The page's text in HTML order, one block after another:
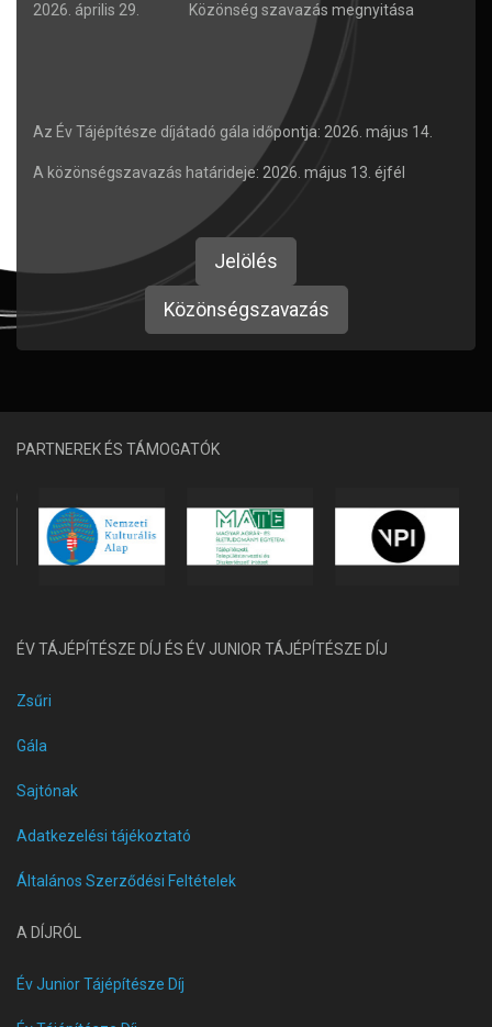
2026. április 29. Közönség szavazás megnyitása
Az Év Tájépítésze díjátadó gála időpontja: 2026. május 14.
A közönségszavazás határideje: 2026. május 13. éjfél
Jelölés
Közönségszavazás
PARTNEREK ÉS TÁMOGATÓK
ÉV TÁJÉPÍTÉSZE DÍJ ÉS ÉV JUNIOR TÁJÉPÍTÉSZE DÍJ
Zsűri
Gála
Sajtónak
Adatkezelési tájékoztató
Általános Szerződési Feltételek
A DÍJRÓL
Év Junior Tájépítésze Díj